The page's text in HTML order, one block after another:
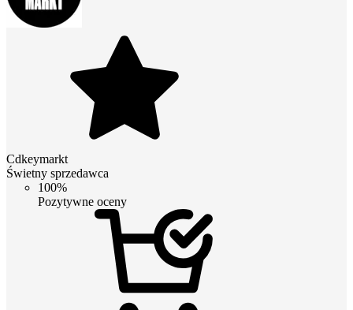
Cdkeymarkt
Świetny sprzedawca
100%
Pozytywne oceny